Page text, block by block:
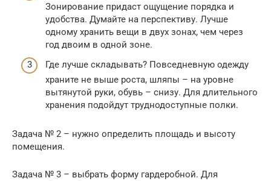
Зонирование придаст ощущение порядка и
удобства. Думайте на перспективу. Лучше
одному хранить вещи в двух зонах, чем через
год двоим в одной зоне.
Где лучше складывать? Повседневную одежду
храните не выше роста, шляпы – на уровне
вытянутой руки, обувь – снизу. Для длительного
хранения подойдут труднодоступные полки.
Задача № 2 – нужно определить площадь и высоту
помещения.
Задача № 3 – выбрать форму гардеробной. Для